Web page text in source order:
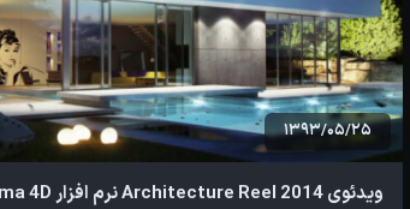
1393/05/25
ویدئوی Architecture Reel 2014 نرم افزار Cinema 4D